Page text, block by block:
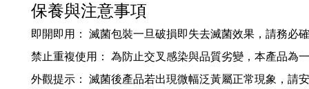
保養與注意事項
即開即用： 滅菌包裝一旦破損即失去滅菌效果，請務必
禁止重複使用： 為防止交叉感染與品質劣變，本產品為
外觀提示： 滅菌後產品若出現微幅泛黃屬正常現象，請